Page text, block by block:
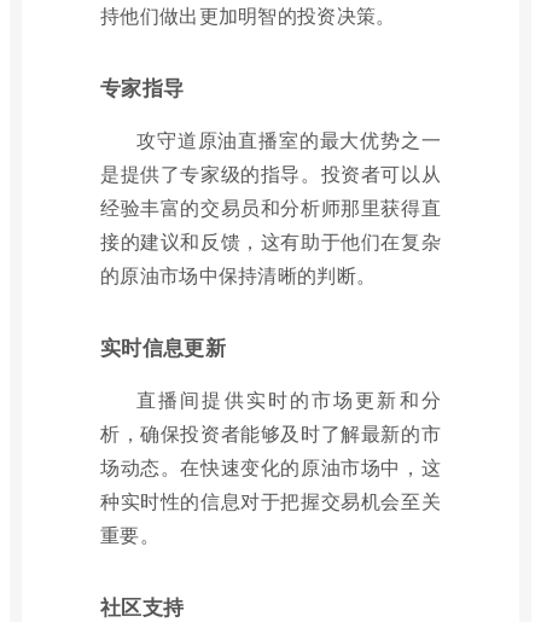
持他们做出更加明智的投资决策。
专家指导
攻守道原油直播室的最大优势之一
是提供了专家级的指导。投资者可以从
经验丰富的交易员和分析师那里获得直
接的建议和反馈，这有助于他们在复杂
的原油市场中保持清晰的判断。
实时信息更新
直播间提供实时的市场更新和分
析，确保投资者能够及时了解最新的市
场动态。在快速变化的原油市场中，这
种实时性的信息对于把握交易机会至关
重要。
社区支持